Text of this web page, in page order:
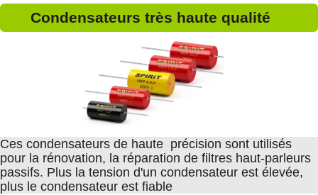
Condensateurs très haute qualité
Ces condensateurs de haute précision sont utilisés
pour la rénovation, la réparation de filtres haut-parleurs
passifs. Plus la tension d'un condensateur est élevée,
plus le condensateur est fiable